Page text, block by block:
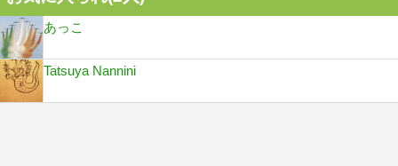
あっこ
Tatsuya Nannini